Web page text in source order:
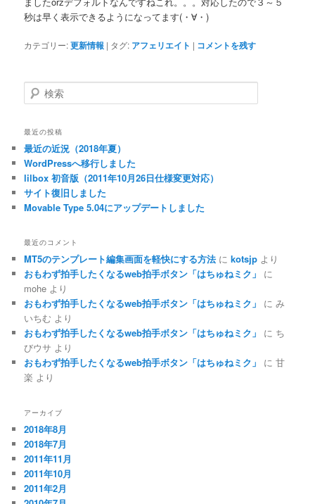
秒は早く表示できるようになってます(・∀・)
カテゴリー:更新情報 | タグ: アフェリエイト | コメントを残す
検
索
最近の投稿
最近の近況（2018年夏）
WordPressへ移行しました
lilbox 初音版（2011年10月26日仕様変更対応）
サイト復旧しました
Movable Type 5.04にアップデートしました
最近のコメント
MT5のテンプレート編集画面を軽快にする方法にkotsjp より
おもわず拍手したくなるweb拍手ボタン「はちゅねミク」
に
mohe より
おもわず拍手したくなるweb拍手ボタン「はちゅねミク」
にみ
いちむ より
おもわず拍手したくなるweb拍手ボタン「はちゅねミク」
に ち
びウサ より
おもわず拍手したくなるweb拍手ボタン「はちゅねミク」
に甘
楽 より
アーカイブ
2018年8月
2018年7月
2011年11月
2011年10月
2011年2月